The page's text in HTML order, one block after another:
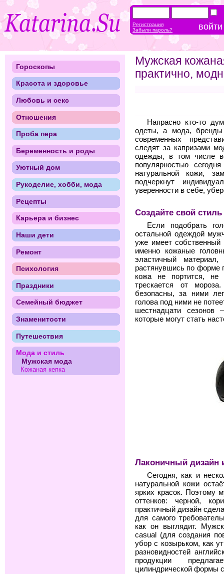
Мужская
практично,
Напрасно кто-то
одеты, а мода,
современных
следят за капризами
одежды, в том числе
популярностью
натуральной кожи,
подчеркнут
уверенности в себе,
Создайте свой стиль
Если подобрать
остальной одеждой
уже имеет собственный
именно кожаные
эластичный
растянувшись по форме
кожа не портится, не
трескается от
безопасны, за ними
голова под ними не
шестнадцати сезонов
которые могут стать
Лаконичный дизайн
Сегодня, как и
натуральной кожи
ярких красок. Поэтому
оттенков: черной,
практичный дизайн
для самого
как он выглядит.
casual (для создания
убор с козырьком, как
разновидностей
продукции
цилиндрической формы
Гороскопы
Красота и здоровье
Любовь и секс
Отношения
Проба пера
Беременность и роды
Уютный дом
Рукоделие, хобби, мода
Рецепты
Карьера и бизнес
Наши дети
Ремонт
Психология
Праздники
Семейный бюджет
Знаменитости
Путешествия
Мода и стиль
Мужская мода
Кожаная кепка
Регистрация
Забыли пароль?